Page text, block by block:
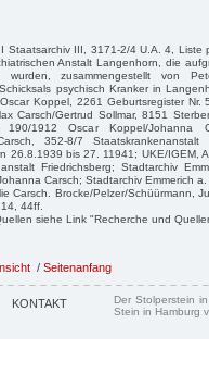
III, 3171-2/4 U.A. 4, Liste
Anstalt Langenhorn, die
wurden, zusammengestellt von
psychisch Kranker in
Koppel, 2261 Geburtsregister Nr.
Carsch/Gertrud Sollmar, 8151
190/1912 Oscar Koppel/Johanna
352-8/7
26.8.1939 bis 27. 11941; UKE/IGEM,
Friedrichsberg; Stadtarchiv
Carsch; Stadtarchiv Emmerich
Carsch. Brocke/Pelzer/Schüürmann,
44ff.
siehe Link "Recherche und
/ Seitenanfang
KONTAKT
Der Stolperstein
Stein in Hamburg